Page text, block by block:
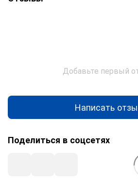
Добавьте первый
Написать
Поделиться в соцсетях